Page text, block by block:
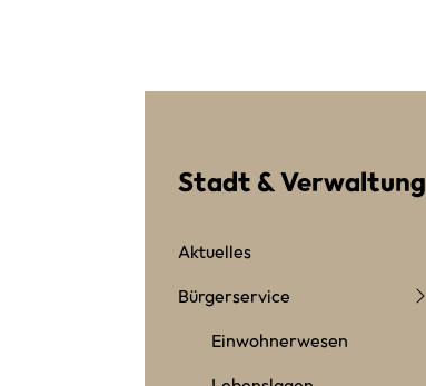
Stadt & Verwaltung
Aktuelles
Bürgerservice
Einwohnerwesen